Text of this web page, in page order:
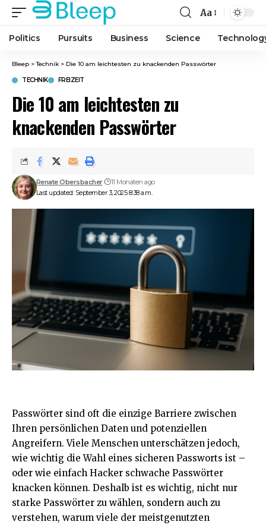
Font
Resizer
Aa
Politics Pursuits Business Science
Bleep >Technik > Die 10 am leichtesten zu knackenden Passwörter
TECHNIK FREIZEIT
Die 10 am leichtesten zu
knackenden Passwörter
Last updated: September 3, 2025 8:38 a.m.
Renate Obersbacher 11 Monaten ago
Passwörter sind oft die einzige Barriere zwischen
Ihren persönlichen Daten und potenziellen
Angreifern. Viele Menschen unterschätzen jedoch,
wie wichtig die Wahl eines sicheren Passworts ist –
oder wie einfach Hacker schwache Passwörter
knacken können. Deshalb ist es wichtig, nicht nur
starke Passwörter zu wählen, sondern auch zu
verstehen, warum viele der meistgenutzten